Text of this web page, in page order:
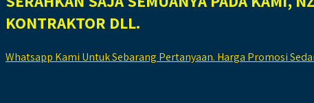
KONTRAKTOR DLL.
Whatsapp Kami Untuk Sebarang Pertanyaan. Harga Promosi